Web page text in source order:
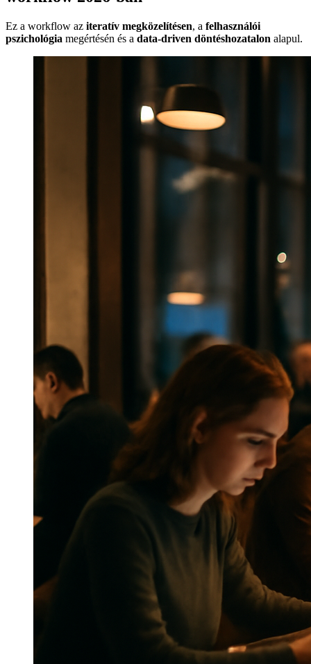
Ez a workflow az iteratív megközelítésen, a felhasználói
pszichológia megértésén és a data-driven döntéshozatalon alapul.